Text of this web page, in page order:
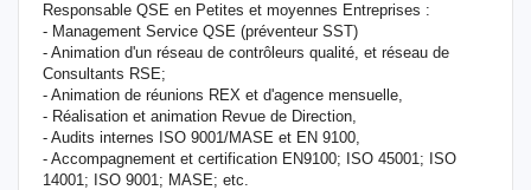
Responsable QSE en Petites et moyennes Entreprises :
- Management Service QSE (préventeur SST)
- Animation d'un réseau de contrôleurs qualité, et réseau de
Consultants RSE;
- Animation de réunions REX et d'agence mensuelle,
- Réalisation et animation Revue de Direction,
- Audits internes ISO 9001/MASE et EN 9100,
- Accompagnement et certification EN9100; ISO 45001; ISO
14001; ISO 9001; MASE; etc.